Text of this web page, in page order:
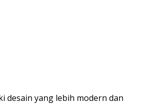
desain yang lebih modern dan